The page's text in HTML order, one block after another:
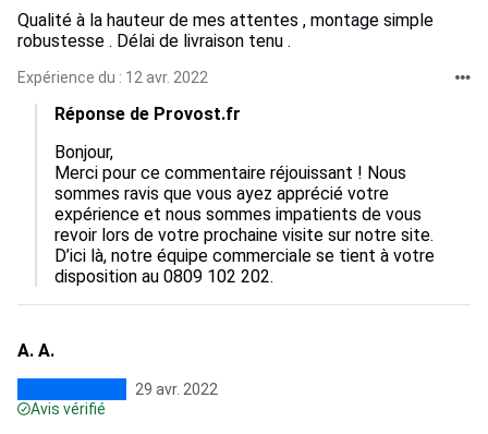
Qualité à la hauteur de mes attentes , montage simple
robustesse . Délai de livraison tenu .
Expérience du : 12 avr. 2022
Réponse de Provost.fr
Bonjour,
Merci pour ce commentaire réjouissant ! Nous
sommes ravis que vous ayez apprécié votre
expérience et nous sommes impatients de vous
revoir lors de votre prochaine visite sur notre site.
D’ici là, notre équipe commerciale se tient à votre
disposition au 0809 102 202.
A. A.
29 avr. 2022
Avis vérifié